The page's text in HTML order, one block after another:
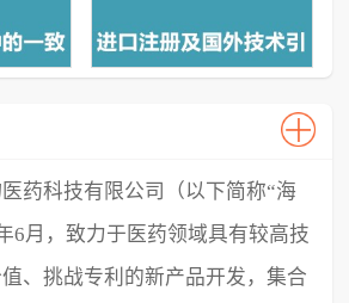
药科技有限公司（以下简称“海
6月，致力于医药领域具有较高技
、挑战专利的新产品开发，集合